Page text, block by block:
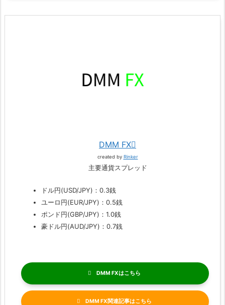
DMM FX
created by Rinker
主要通貨スプレッド
ドル円(USD/JPY)：0.3銭
ユーロ円(EUR/JPY)：0.5銭
ポンド円(GBP/JPY)：1.0銭
豪ドル円(AUD/JPY)：0.7銭
DMM FX
DMM FX関連記事